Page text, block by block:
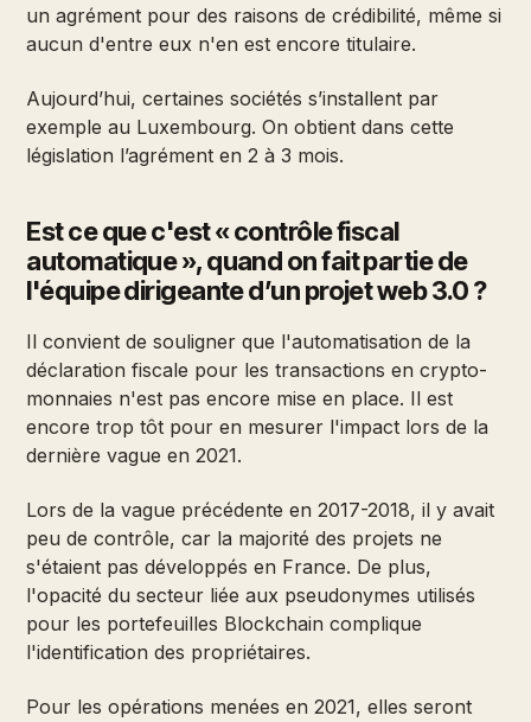
un agrément pour des raisons de crédibilité, même si
aucun d'entre eux n'en est encore titulaire.
Aujourd’hui, certaines sociétés s’installent par
exemple au Luxembourg. On obtient dans cette
législation l’agrément en 2 à 3 mois.
Est ce que c'est « contrôle fiscal
automatique », quand on fait partie de
l'équipe dirigeante d’un projet web 3.0 ?
Il convient de souligner que l'automatisation de la
déclaration fiscale pour les transactions en crypto-
monnaies n'est pas encore mise en place. Il est
encore trop tôt pour en mesurer l'impact lors de la
dernière vague en 2021.
Lors de la vague précédente en 2017-2018, il y avait
peu de contrôle, car la majorité des projets ne
s'étaient pas développés en France. De plus,
l'opacité du secteur liée aux pseudonymes utilisés
pour les portefeuilles Blockchain complique
l'identification des propriétaires.
Pour les opérations menées en 2021, elles seront